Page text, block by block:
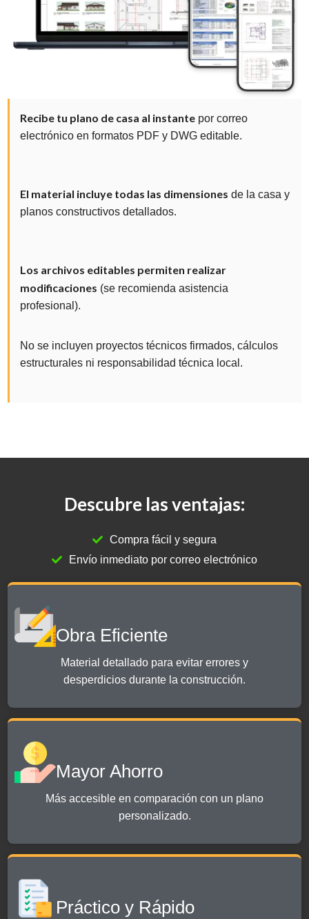
Recibe tu plano de casa al instante por correo
electrónico en formatos PDF y DWG editable.
El material incluye todas las dimensiones de la casa y
planos constructivos detallados.
Los archivos editables permiten realizar
modificaciones (se recomienda asistencia
profesional).
No se incluyen proyectos técnicos firmados, cálculos
estructurales ni responsabilidad técnica local.
Descubre las ventajas:
Compra fácil y segura
Envío inmediato por correo electrónico
Obra Eficiente
Material detallado para evitar errores y
desperdicios durante la construcción.
Mayor Ahorro
Más accesible en comparación con un plano
personalizado.
Práctico y Rápido